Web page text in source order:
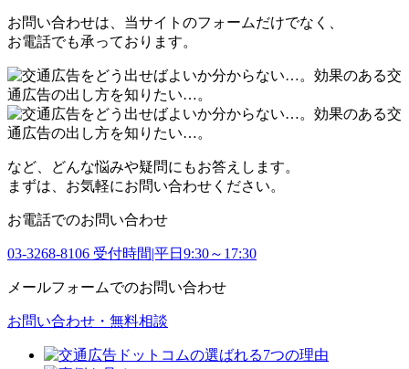
お問い合わせは、当サイトのフォームだけでなく、
お電話でも承っております。
など、どんな悩みや疑問にもお答えします。
まずは、お気軽にお問い合わせください。
お電話でのお問い合わせ
03-3268-8106 受付時間|平日9:30～17:30
メールフォームでのお問い合わせ
お問い合わせ・無料相談